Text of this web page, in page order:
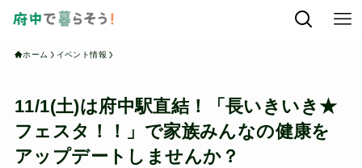
ホーム イベント情報
11/1(土)は府中駅直結！「長いきいき★
フェスタ！！」で家族みんなの健康を
アップデートしませんか？